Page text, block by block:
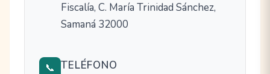
Fiscalía, C. María Trinidad Sánchez,
Samaná 32000
📞 TELÉFONO